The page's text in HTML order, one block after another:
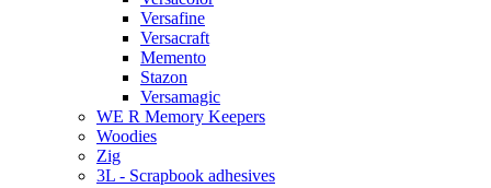
Versafine
Versacraft
Memento
Stazon
Versamagic
WE R Memory Keepers
Woodies
Zig
3L - Scrapbook adhesives